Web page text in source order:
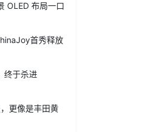
OLED 布局一口
首秀释放
终于杀进
更像是丰田黄